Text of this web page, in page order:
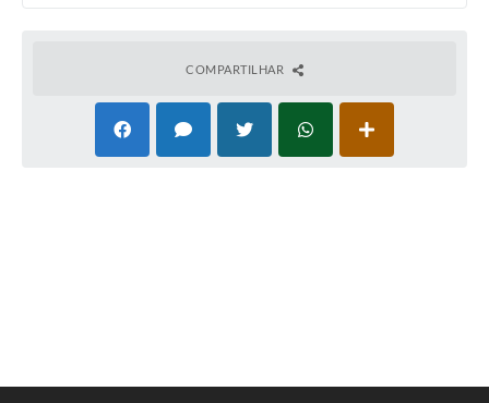
COMPARTILHAR